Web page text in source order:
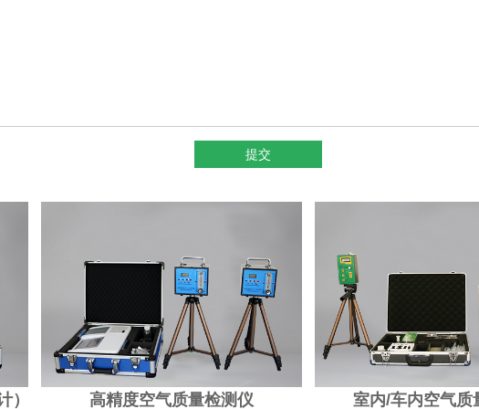
提交
高精度空气质量检测仪 室内/车内空气质量检测